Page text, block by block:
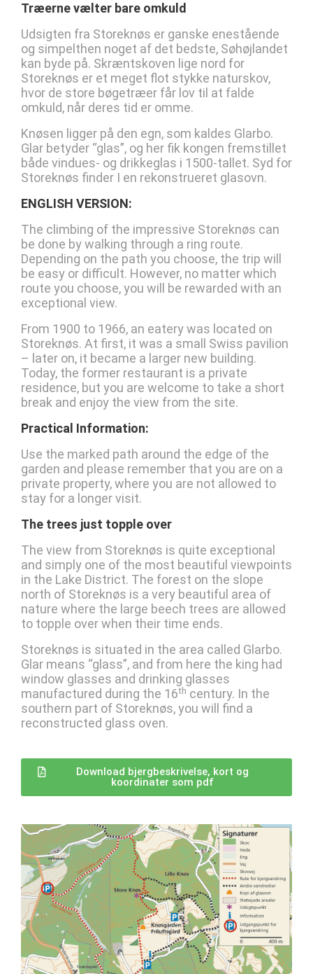
Træerne vælter bare omkuld
Udsigten fra Storeknøs er ganske enestående
og simpelthen noget af det bedste, Søhøjlandet
kan byde på. Skræntskoven lige nord for
Storeknøs er et meget flot stykke naturskov,
hvor de store bøgetræer får lov til at falde
omkuld, når deres tid er omme.
Knøsen ligger på den egn, som kaldes Glarbo.
Glar betyder “glas”, og her fik kongen fremstillet
både vindues- og drikkeglas i 1500-tallet. Syd for
Storeknøs finder I en rekonstrueret glasovn.
ENGLISH VERSION:
The climbing of the impressive Storeknøs can
be done by walking through a ring route.
Depending on the path you choose, the trip will
be easy or difficult. However, no matter which
route you choose, you will be rewarded with an
exceptional view.
From 1900 to 1966, an eatery was located on
Storeknøs. At first, it was a small Swiss pavilion
– later on, it became a larger new building.
Today, the former restaurant is a private
residence, but you are welcome to take a short
break and enjoy the view from the site.
Practical Information:
Use the marked path around the edge of the
garden and please remember that you are on a
private property, where you are not allowed to
stay for a longer visit.
The trees just topple over
The view from Storeknøs is quite exceptional
and simply one of the most beautiful viewpoints
in the Lake District. The forest on the slope
north of Storeknøs is a very beautiful area of
nature where the large beech trees are allowed
to topple over when their time ends.
Storeknøs is situated in the area called Glarbo.
Glar means “glass”, and from here the king had
window glasses and drinking glasses
manufactured during the 16th century. In the
southern part of Storeknøs, you will find a
reconstructed glass oven.
Download bjergbeskrivelse, kort og
koordinater som pdf